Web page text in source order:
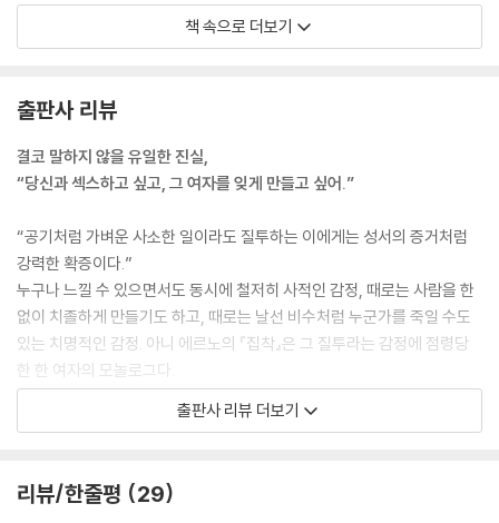
(……)
여기에 글을 쓰고 있는 행위도, 어쩌면 바늘을 꽂는 행위와 크게 다르지 않
그가 하는 말은 무엇 하나도 예사롭게 들리지 않았다. (……) 그의 모든 말
은 끊임없이 해독하고 해석해야 할 대상이었고, 그 해석이 맞는지 확인할
길이 없어 고통스럽기만 했다. 처음에는 주의를 기울이지 않았던 말들이
괴롭혔다. 일반적으로 언어에 부여하는 교환과 소통의 기능은 뒷전으로 밀
려났고, 그의 사랑이 그녀에 대한 것인가 아니면 나에 대한 것인가 그 한 가
지만을 의미하는 기능으로 대체되었다. --- p.51
유일하게 진실한 것, 결코 말하지 않을 진실은 “난 너와 섹스하고 싶고, 그
여자를 잊게 만들고 싶어”라는 말이었다. 그 밖의 것은, 엄밀하게 말하자면
모두 가짜였다. --- p.53
것을 보전하는 방식이었다.
책 속으로 더보기
출판사 리뷰
결코 말하지 않을 유일한 진실,
“당신과 섹스하고 싶고, 그 여자를 잊게 만들고 싶어.”
“공기처럼 가벼운 사소한 일이라도 질투하는 이에게는 성서의 증거처럼
강력한 확증이다.”
누구나 느낄 수 있으면서도 동시에 철저히 사적인 감정, 때로는 사람을 한
없이 치졸하게 만들기도 하고, 때로는 날선 비수처럼 누군가를 죽일 수도
있는 치명적인 감정. 아니 에르노의 『집착』은 그 질투라는 감정에 점령당
한 한 여자의 모놀로그다.
2001년 여름, 〈르몽드〉지의 바캉스 특집 지면을 통해 선보인 이 작품은 한
『단순한 열정』 『탐닉』에서 이어지는 작가의 내면이 고스란히 투영된 일기
출판사 리뷰 더보기
리뷰/한줄평 29